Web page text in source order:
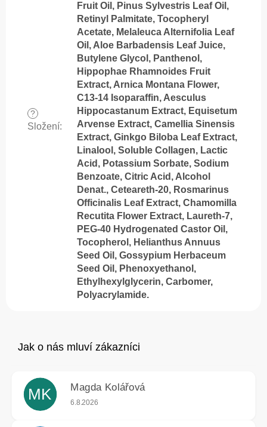
?
Složení:
Fruit Oil, Pinus Sylvestris Leaf Oil,
Retinyl Palmitate, Tocopheryl
Acetate, Melaleuca Alternifolia Leaf
Oil, Aloe Barbadensis Leaf Juice,
Butylene Glycol, Panthenol,
Hippophae Rhamnoides Fruit
Extract, Arnica Montana Flower,
C13-14 Isoparaffin, Aesculus
Hippocastanum Extract, Equisetum
Arvense Extract, Camellia Sinensis
Extract, Ginkgo Biloba Leaf Extract,
Linalool, Soluble Collagen, Lactic
Acid, Potassium Sorbate, Sodium
Benzoate, Citric Acid, Alcohol
Denat., Ceteareth-20, Rosmarinus
Officinalis Leaf Extract, Chamomilla
Recutita Flower Extract, Laureth-7,
PEG-40 Hydrogenated Castor Oil,
Tocopherol, Helianthus Annuus
Seed Oil, Gossypium Herbaceum
Seed Oil, Phenoxyethanol,
Ethylhexylglycerin, Carbomer,
Polyacrylamide.
MK Magda Kolářová
Hodnocení obchodu je 5 z 5 hvězdiček.
6.8.2026